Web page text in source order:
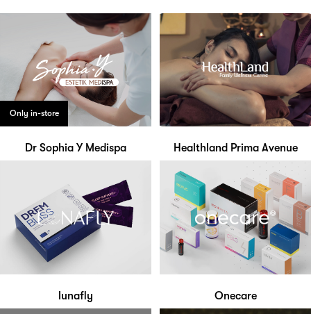
Only in-store
Dr Sophia Y Medispa Healthland Prima Avenue
lunafly Onecare